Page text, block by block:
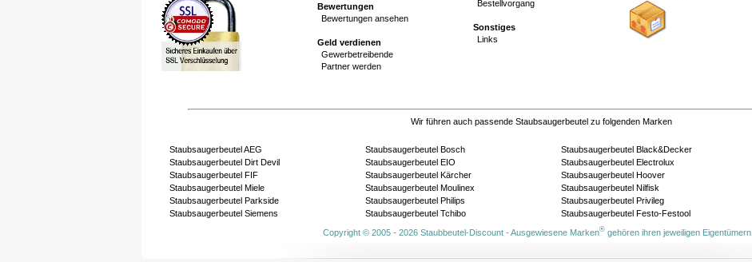
Bewertungen
Bewertungen ansehen
Geld verdienen
Gewerbetreibende
Partner werden
Bestellvorgang
Sonstiges
Links
Wir führen auch passende Staubsaugerbeutel zu folgenden Marken
Staubsaugerbeutel AEG Staubsaugerbeutel Bosch Staubsaugerbeutel Black&Decker
Staubsaugerbeutel Dirt Devil
Staubsaugerbeutel EIO Staubsaugerbeutel Electrolux
Staubsaugerbeutel FIF
Staubsaugerbeutel Kärcher Staubsaugerbeutel Hoover
Staubsaugerbeutel Miele
Staubsaugerbeutel Moulinex Staubsaugerbeutel Nilfisk
Staubsaugerbeutel Parkside
Staubsaugerbeutel Philips Staubsaugerbeutel Privileg
Staubsaugerbeutel Siemens
Staubsaugerbeutel Tchibo Staubsaugerbeutel Festo-Festool
Copyright © 2005 - 2026 Staubbeutel-Discount - Ausgewiesene Marken® gehören ihren jeweiligen Eigentümern